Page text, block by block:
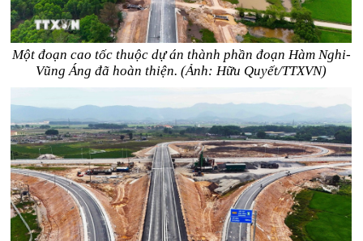
Một đoạn cao tốc thuộc dự án thành phần đoạn Hàm Nghi-
Vũng Áng đã hoàn thiện. (Ảnh: Hữu Quyết/TTXVN)